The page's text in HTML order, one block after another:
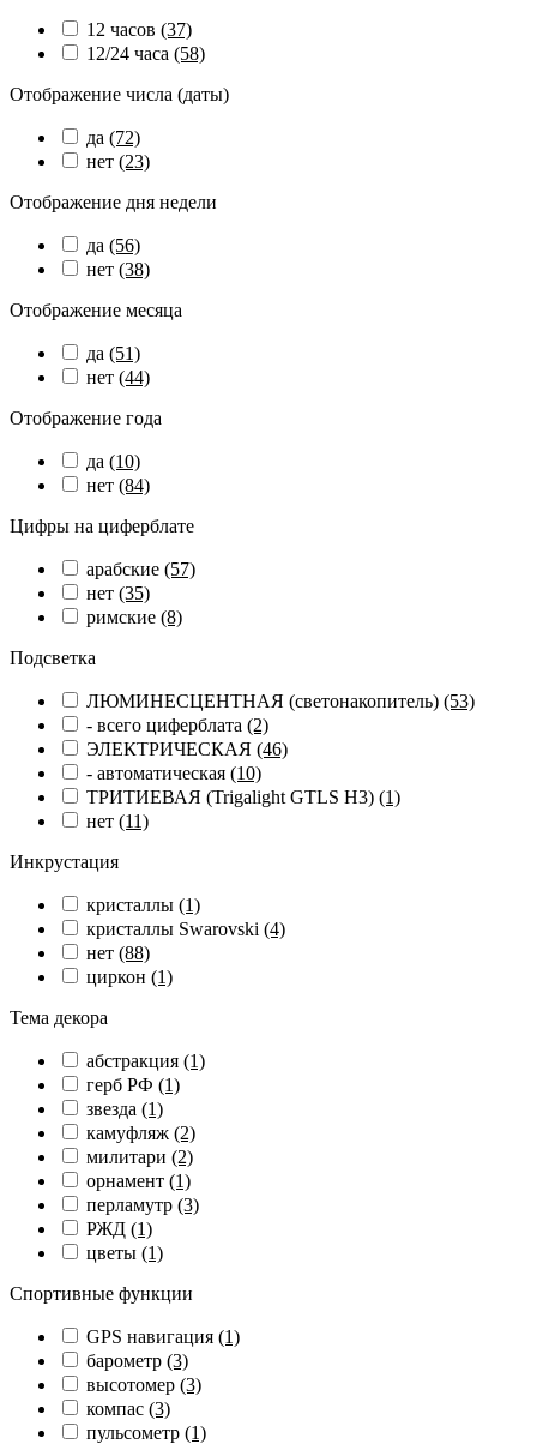
12 часов (37)
12/24 часа (58)
Отображение числа (даты)
да (72)
нет (23)
Отображение дня недели
да (56)
нет (38)
Отображение месяца
да (51)
нет (44)
Отображение года
да (10)
нет (84)
Цифры на циферблате
арабские (57)
нет (35)
римские (8)
Подсветка
ЛЮМИНЕСЦЕНТНАЯ (светонакопитель) (53)
- всего циферблата (2)
ЭЛЕКТРИЧЕСКАЯ (46)
- автоматическая (10)
ТРИТИЕВАЯ (Trigalight GTLS H3) (1)
нет (11)
Инкрустация
кристаллы (1)
кристаллы Swarovski (4)
нет (88)
циркон (1)
Тема декора
абстракция (1)
герб РФ (1)
звезда (1)
камуфляж (2)
милитари (2)
орнамент (1)
перламутр (3)
РЖД (1)
цветы (1)
Спортивные функции
GPS навигация (1)
барометр (3)
высотомер (3)
компас (3)
пульсометр (1)